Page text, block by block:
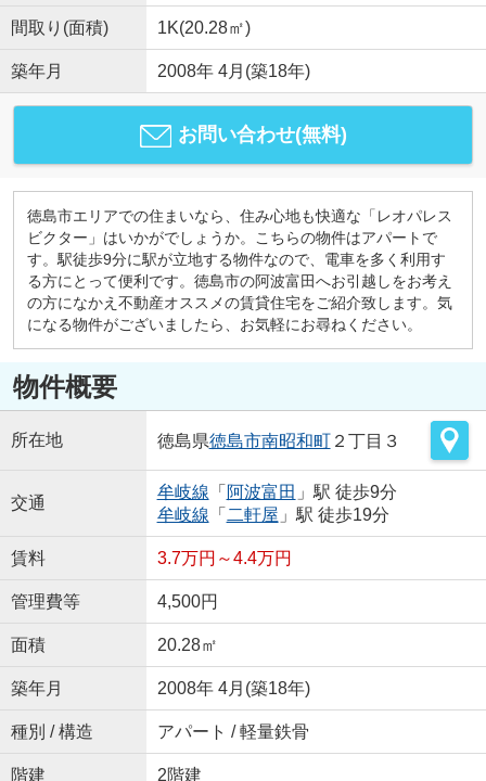
間取り(面積) 1K(20.28㎡)
築年月 2008年 4月(築18年)
お問い合わせ(無料)
徳島市エリアでの住まいなら、住み心地も快適な「レオパレス
ビクター」はいかがでしょうか。こちらの物件はアパートで
す。駅徒歩9分に駅が立地する物件なので、電車を多く利用す
る方にとって便利です。徳島市の阿波富田へお引越しをお考え
の方になかえ不動産オススメの賃貸住宅をご紹介致します。気
になる物件がございましたら、お気軽にお尋ねください。
物件概要
所在地 徳島県徳島市南昭和町２丁目３
交通
牟岐線 「 阿波富田 」駅 徒歩9分
牟岐線 「 二軒屋 」駅 徒歩19分
賃料 3.7万円～4.4万円
管理費等 4,500円
面積 20.28㎡
築年月 2008年 4月(築18年)
種別 / 構造 アパート / 軽量鉄骨
階建 2階建